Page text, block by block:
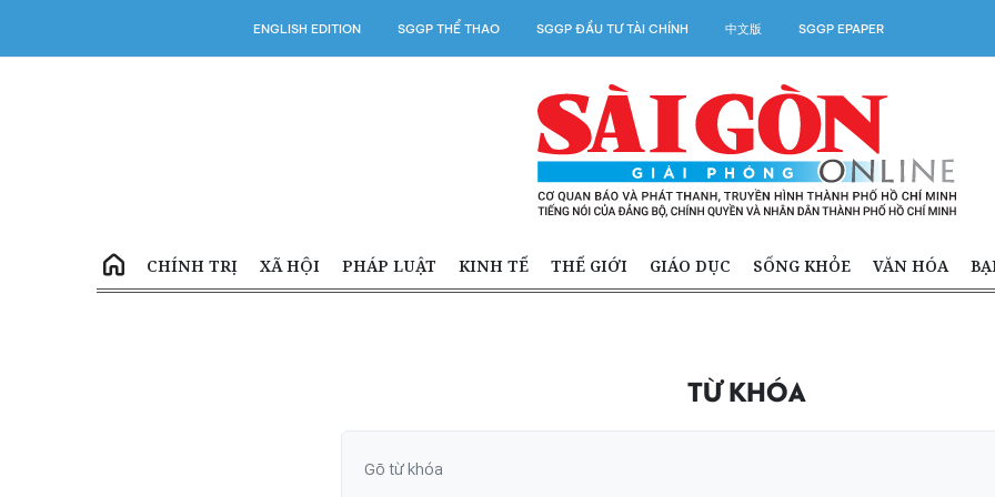
ENGLISH EDITION SGGP THỂ THAO SGGP ĐẦU TƯ TÀI CHÍNH 中文版 SGGP EPAPER
CHÍNH TRỊ XÃ HỘI PHÁP LUẬT KINH TẾ THẾ GIỚI GIÁO DỤC SỐNG KHỎE VĂN HÓA
TỪ KHÓA